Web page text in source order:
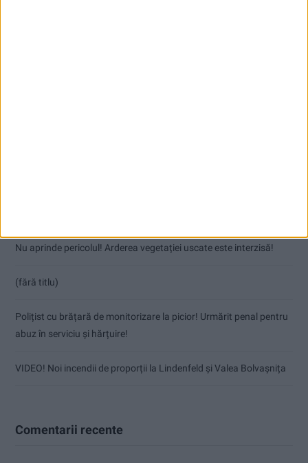
Nu aprinde pericolul! Arderea vegetației uscate este interzisă!
(fără titlu)
Polițist cu brățară de monitorizare la picior! Urmărit penal pentru
abuz în serviciu și hărțuire!
VIDEO! Noi incendii de proporții la Lindenfeld și Valea Bolvașnița
Comentarii recente